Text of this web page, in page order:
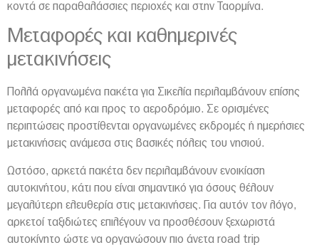
κοντά σε παραθαλάσσιες περιοχές και στην
Ταορμίνα.
Μεταφορές και καθημερινές
μετακινήσεις
Πολλά οργανωμένα πακέτα για Σικελία περιλαμβάνουν επίσης
μεταφορές από και προς το αεροδρόμιο. Σε ορισμένες
περιπτώσεις προστίθενται οργανωμένες εκδρομές ή ημερήσιες
μετακινήσεις ανάμεσα στις βασικές πόλεις του νησιού.
Ωστόσο, αρκετά πακέτα δεν περιλαμβάνουν ενοικίαση
αυτοκινήτου, κάτι που είναι σημαντικό για όσους θέλουν
μεγαλύτερη ελευθερία στις μετακινήσεις. Για αυτόν τον λόγο,
αρκετοί ταξιδιώτες επιλέγουν να προσθέσουν ξεχωριστά
αυτοκίνητο ώστε να οργανώσουν πιο άνετα road trip